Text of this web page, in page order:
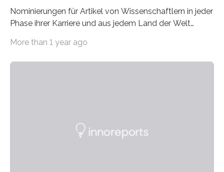
Nominierungen für Artikel von Wissenschaftlern in jeder
Phase ihrer Karriere und aus jedem Land der Welt
Leben gerufen, um die bemerkenswertesten
Foundation, des BIAL Award in Biomedicine ist in
More than 1 year ago